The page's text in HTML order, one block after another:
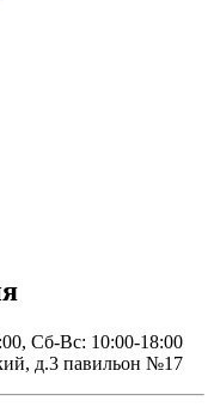
Сб-Вс: 10:00-18:00
д.3 павильон №17